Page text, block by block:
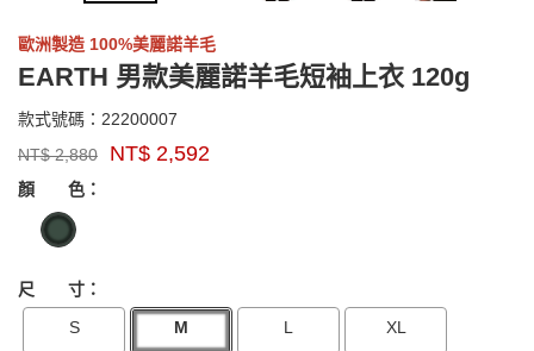
歐洲製造 100%美麗諾羊毛
EARTH 男款美麗諾羊毛短袖上衣 120g
款式號碼： 22200007
牌：
sensor
NT$2,880 NT$ 2,592
GOODS000000000000003688332
顏 色：
尺 寸：
S
M L XL